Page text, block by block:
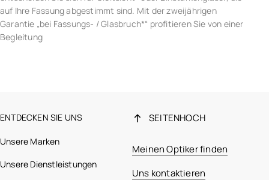
auf Ihre Fassung abgestimmt sind. Mit der zweijährigen
Garantie „bei Fassungs- / Glasbruch*“ profitieren Sie von einer
Begleitung
ENTDECKEN SIE UNS
Unsere Marken
Unsere Dienstleistungen
SEITENHOCH
Meinen Optiker finden
Uns kontaktieren